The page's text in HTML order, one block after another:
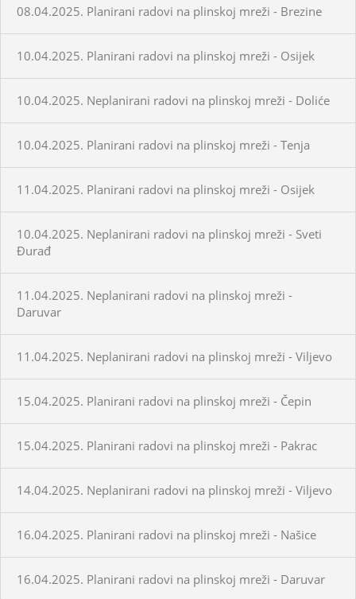
08.04.2025. Planirani radovi na plinskoj mreži - Brezine
10.04.2025. Planirani radovi na plinskoj mreži - Osijek
10.04.2025. Neplanirani radovi na plinskoj mreži - Doliće
10.04.2025. Planirani radovi na plinskoj mreži - Tenja
11.04.2025. Planirani radovi na plinskoj mreži - Osijek
10.04.2025. Neplanirani radovi na plinskoj mreži - Sveti
Đurađ
11.04.2025. Neplanirani radovi na plinskoj mreži -
Daruvar
11.04.2025. Neplanirani radovi na plinskoj mreži - Viljevo
15.04.2025. Planirani radovi na plinskoj mreži - Čepin
15.04.2025. Planirani radovi na plinskoj mreži - Pakrac
14.04.2025. Neplanirani radovi na plinskoj mreži - Viljevo
16.04.2025. Planirani radovi na plinskoj mreži - Našice
16.04.2025. Planirani radovi na plinskoj mreži - Daruvar